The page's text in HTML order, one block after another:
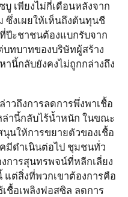
เพียงไม่กี่เดือนหลังจาก
ซึ่งเผยให้เห็นถึงต้นทุนชี
ปีะชาชนต้องแบกรับจาก
ทบาทของบริษัทผู้สร้าง
นี้กลับยังคงไม่ถูกกล่างถึง
วถึงการลดการพึ่งพาเชื้อ
ล่านี้กลับไร้น้ำหนัก ในขณะ
นให้การขยายตัวของเชื้อ
มีดำเนินต่อไป ชุมชนทั่ว
การสุนทรพจน์ที่หลีกเลี่ยง
ต่สิ่งที่พวกเขาต้องการคือ
ชื้อเพลิงฟอสซิล ลดการ